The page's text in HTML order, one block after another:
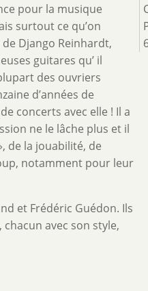
pour la musique
surtout ce qu’on
Django Reinhardt,
guitares qu’ il
des ouvriers
d’années de
concerts avec elle ! Il a
ne le lâche plus et il
de la jouabilité, de
notamment pour leur
et Frédéric Guédon. Ils
avec son style,